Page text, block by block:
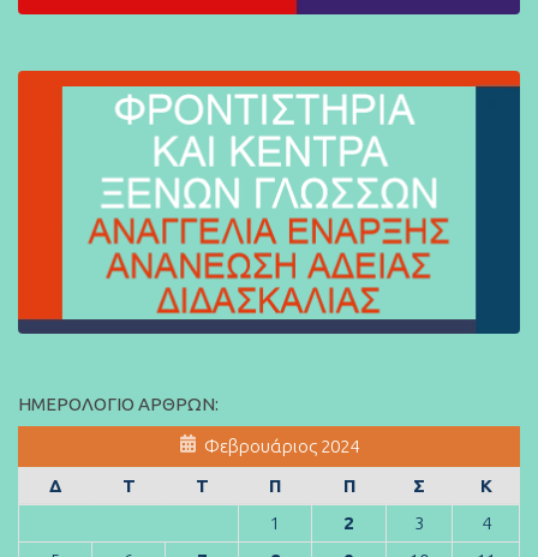
ΗΜΕΡΟΛΌΓΙΟ ΆΡΘΡΩΝ:
Φεβρουάριος 2024
Δ
Τ Τ Π Π Σ
Κ
1
2 3
4